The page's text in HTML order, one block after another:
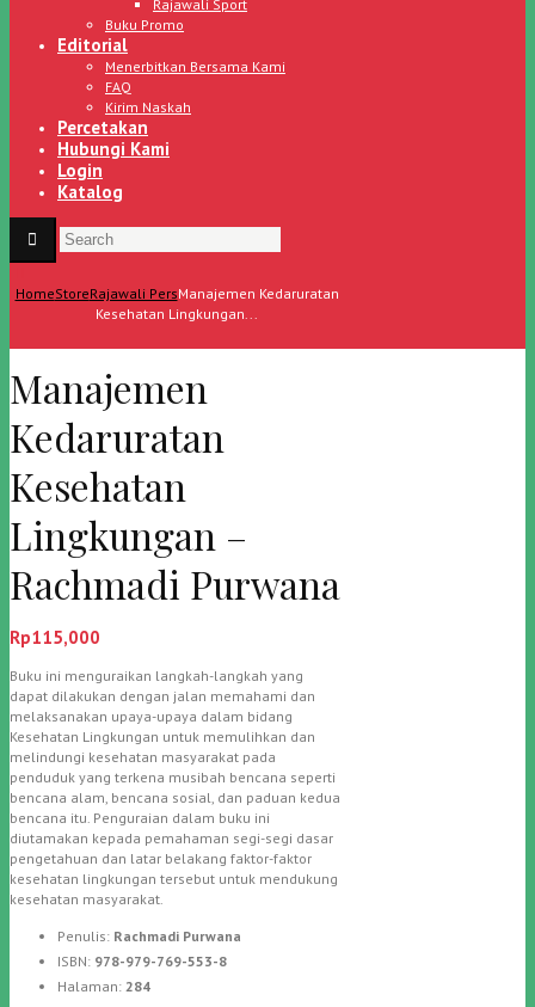
Rajawali Sport
Buku Promo
Editorial
Menerbitkan Bersama Kami
FAQ
Kirim Naskah
Percetakan
Hubungi Kami
Login
Katalog
HomeStoreRajawali PersManajemen Kedaruratan
Kesehatan Lingkungan...
Manajemen
Kedaruratan
Kesehatan
Lingkungan –
Rachmadi Purwana
Rp115,000
Buku ini menguraikan langkah-langkah yang
dapat dilakukan dengan jalan memahami dan
melaksanakan upaya-upaya dalam bidang
Kesehatan Lingkungan untuk memulihkan dan
melindungi kesehatan masyarakat pada
penduduk yang terkena musibah bencana seperti
bencana alam, bencana sosial, dan paduan kedua
bencana itu. Penguraian dalam buku ini
diutamakan kepada pemahaman segi-segi dasar
pengetahuan dan latar belakang faktor-faktor
kesehatan lingkungan tersebut untuk mendukung
kesehatan masyarakat.
Penulis: Rachmadi Purwana
ISBN: 978-979-769-553-8
Halaman: 284